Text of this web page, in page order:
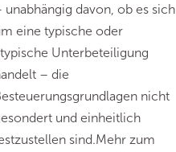
unabhängig davon, ob es sich
eine typische oder
Unterbeteiligung
– die
nicht
und einheitlich
sind.Mehr zum